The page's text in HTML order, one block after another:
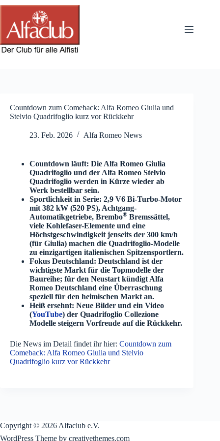
Zum
springen
Countdown zum Comeback: Alfa Romeo Giulia und
Stelvio Quadrifoglio kurz vor Rückkehr
23. Feb. 2026 Alfa Romeo News
Countdown läuft: Die Alfa Romeo Giulia
Quadrifoglio und der Alfa Romeo Stelvio
Quadrifoglio werden in Kürze wieder ab
Werk bestellbar sein.
Sportlichkeit in Serie: 2,9 V6 Bi-Turbo-Motor
mit 382 kW (520 PS), Achtgang-
Automatikgetriebe, Brembo® Bremssättel,
viele Kohlefaser-Elemente und eine
Höchstgeschwindigkeit jenseits der 300 km/h
(für Giulia) machen die Quadrifoglio-Modelle
zu einzigartigen italienischen Spitzensportlern.
Fokus Deutschland: Deutschland ist der
wichtigste Markt für die Topmodelle der
Baureihe; für den Neustart kündigt Alfa
Romeo Deutschland eine Überraschung
speziell für den heimischen Markt an.
Heiß ersehnt: Neue Bilder und ein Video
(YouTube) der Quadrifoglio Collezione
Modelle steigern Vorfreude auf die Rückkehr.
Die News im Detail findet ihr hier: Countdown zum
Comeback: Alfa Romeo Giulia und Stelvio
Quadrifoglio kurz vor Rückkehr
Copyright © 2026 Alfaclub e.V.
WordPress Theme by creativethemes.com